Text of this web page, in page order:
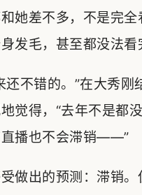
她差不多，不是完
发毛，甚至都没法看
还不错的。”在大秀
觉得，“去年不是都
直播也不会滞销——”
做出的预测：滞销